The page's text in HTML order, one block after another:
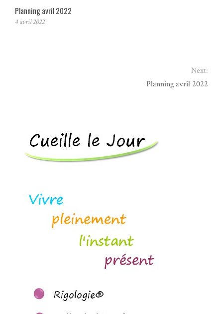
Planning avril 2022
4 avril 2022
Next:
Planning avril 2022